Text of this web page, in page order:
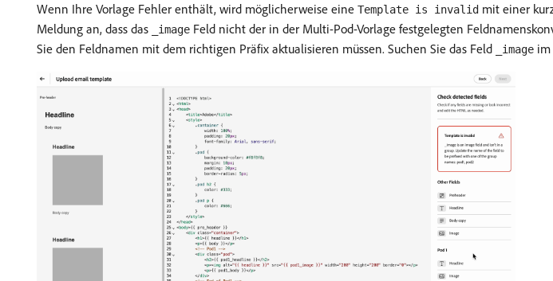
Wenn Ihre Vorlage Fehler enthält, wird möglicherweise eine Template is invalid mit einer
Meldung an, dass das
_image Feld nicht der in der Multi-Pod-Vorlage festgelegten
Sie den Feldnamen mit dem richtigen Präfix aktualisieren müssen. Suchen Sie das Feld
_image im